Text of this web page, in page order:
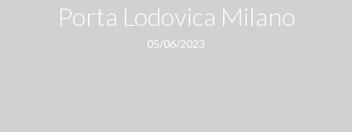
Porta Lodovica Milano
05/06/2023